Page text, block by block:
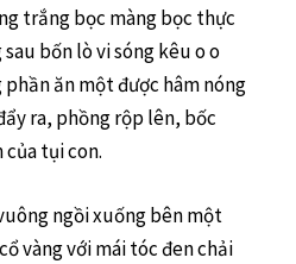
trắng bọc màng bọc thực
bốn lò vi sóng kêu o o
ăn một được hâm nóng
ra, phồng rộp lên, bốc
của tụi con.
ngồi xuống bên một
vàng với mái tóc đen chải